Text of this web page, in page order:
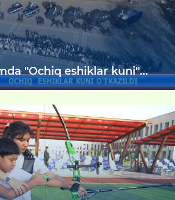
"Ochiq eshiklar kuni"
"Uch avlod uchrashuvi"